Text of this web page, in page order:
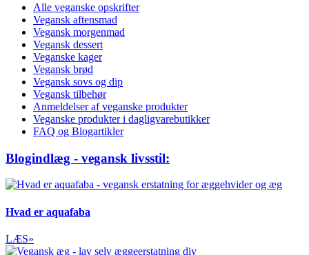
Alle veganske opskrifter
Vegansk aftensmad
Vegansk morgenmad
Vegansk dessert
Veganske kager
Vegansk brød
Vegansk sovs og dip
Vegansk tilbehør
Anmeldelser af veganske produkter
Veganske produkter i dagligvarebutikker
FAQ og Blogartikler
Blogindlæg - vegansk livsstil:
Hvad er aquafaba
LÆS»